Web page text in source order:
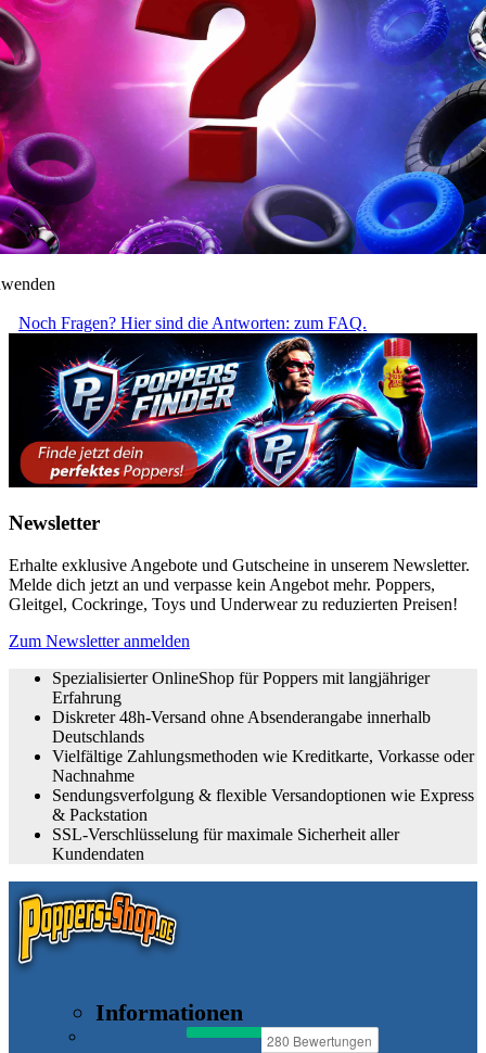
Noch Fragen? Hier sind die Antworten: zum FAQ.
Newsletter
Erhalte exklusive Angebote und Gutscheine in unserem Newsletter.
Melde dich jetzt an und verpasse kein Angebot mehr. Poppers,
Gleitgel, Cockringe, Toys und Underwear zu reduzierten Preisen!
Zum Newsletter anmelden
Spezialisierter OnlineShop für Poppers mit langjähriger
Erfahrung
Diskreter 48h-Versand ohne Absenderangabe innerhalb
Deutschlands
Vielfältige Zahlungsmethoden wie Kreditkarte, Vorkasse oder
Nachnahme
Sendungsverfolgung & flexible Versandoptionen wie Express
& Packstation
SSL-Verschlüsselung für maximale Sicherheit aller
Kundendaten
Informationen